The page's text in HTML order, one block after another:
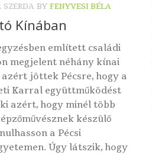
SZERDA BY FENYVESI BÉLA
Kínában
említett családi
megjelent néhány kínai
jöttek Pécsre, hogy a
Karral együttműködést
azért, hogy minél több
készülő
a Pécsi
Úgy látszik, hogy